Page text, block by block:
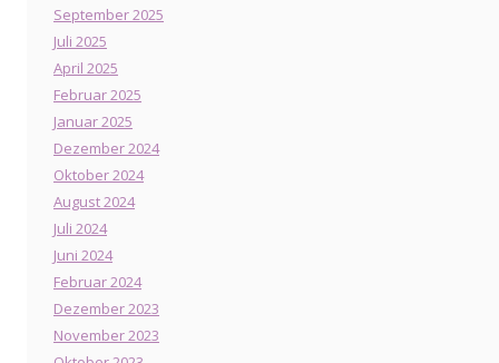
September 2025
Juli 2025
April 2025
Februar 2025
Januar 2025
Dezember 2024
Oktober 2024
August 2024
Juli 2024
Juni 2024
Februar 2024
Dezember 2023
November 2023